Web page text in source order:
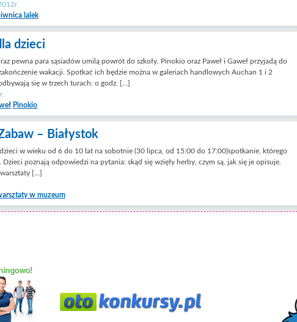
lalek
dzieci
pewna para sąsiadów umilą powrót do szkoły. Pinokio oraz Paweł i Gaweł przyjadą do
wakacji. Spotkać ich będzie można w galeriach handlowych Auchan 1 i 2
się w trzech turach: o godz. […]
Pinokio
– Białystok
w wieku od 6 do 10 lat na sobotnie (30 lipca, od 15:00 do 17:00)spotkanie, którego
poznają odpowiedzi na pytania: skąd się wzięły herby, czym są, jak się je opisuje.
[…]
w muzeum